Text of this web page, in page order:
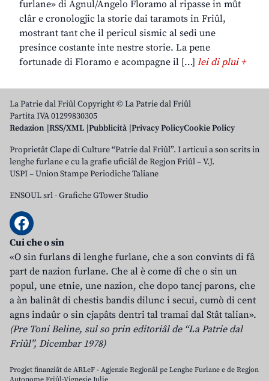
furlane» di Agnul/Angelo Floramo al ripasse in mût
clâr e cronologjic la storie dai taramots in Friûl,
mostrant tant che il pericul sismic al sedi une
presince costante inte nestre storie. La pene
fortunade di Floramo e acompagne il […] lei di plui +
La Patrie dal Friûl Copyright © La Patrie dal Friûl
Partita IVA 01299830305
Redazion RSS/XML Pubblicità Privacy PolicyCookie Policy
Proprietât Clape di Culture “Patrie dal Friûl”. I articui a son scrits in
lenghe furlane e cu la grafie uficiâl de Regjon Friûl – V.J.
USPI – Union Stampe Periodiche Taliane
ENSOUL srl-Grafiche GTower Studio
Cui che o sin
«O sin furlans di lenghe furlane, che a son convints di fâ
part de nazion furlane. Che al è come dî che o sin un
popul, une etnie, une nazion, che dopo tancj parons, che
a àn balinât di chestis bandis dilunc i secui, cumò di cent
agns indaûr o sin cjapâts dentri tal tramai dal Stât talian».
(Pre Toni Beline, sul so prin editoriâl de “La Patrie dal
Friûl”, Dicembar 1978)
Progjet finanziât de ARLeF - Agjenzie Regjonâl pe Lenghe Furlane e de Regjon